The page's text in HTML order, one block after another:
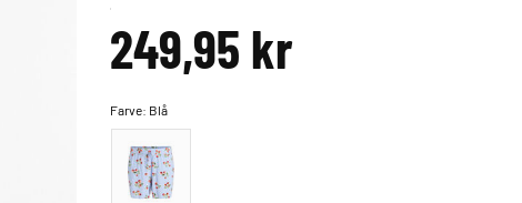
249,95 kr
Farve: Blå